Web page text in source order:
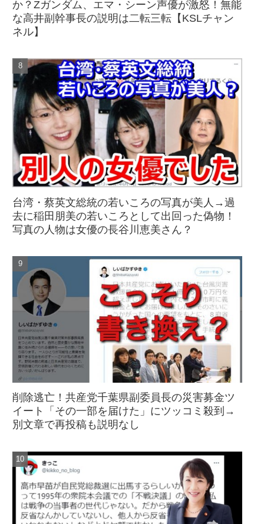
か？Zガンダム、エマ・シーン声優が激怒！無能
な高井副幹事長の説明は二転三転【KSLチャン
ネル】
台湾・蔡英文総統の若いころの写真が美人→過
去に稲田朋美の若いころとして出回った偽物！
写真の人物は女優の長谷川恵美さん？
削除逃亡！共産党千葉県副委員長の災害募金ツ
イート「その一部を届けた」にツッコミ殺到→
別文章で再投稿も説明なし